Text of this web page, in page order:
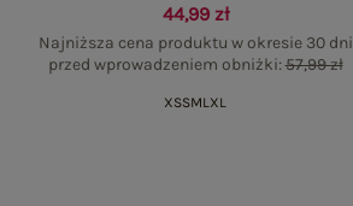
44,99 zł
Najniższa cena produktu w okresie 30 dni
przed wprowadzeniem obniżki:57,99 zł
XSSML XL